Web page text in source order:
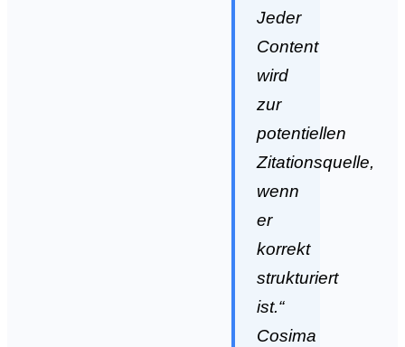
Jeder
Content
wird
zur
potentiellen
Zitationsquelle,
wenn
er
korrekt
strukturiert
ist.“
Cosima